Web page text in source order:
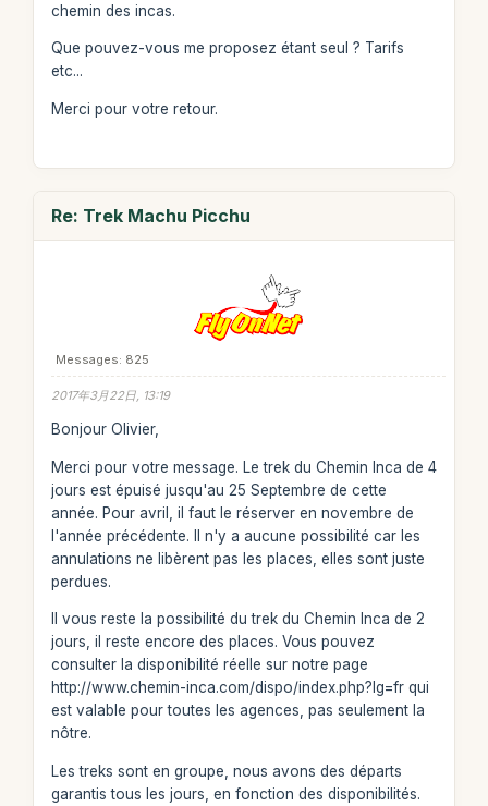
chemin des incas.
Que pouvez-vous me proposez étant seul ? Tarifs
etc...
Merci pour votre retour.
Re: Trek Machu Picchu
Messages: 825
2017年3月22日, 13:19
Bonjour Olivier,
Merci pour votre message. Le trek du Chemin Inca de 4
jours est épuisé jusqu'au 25 Septembre de cette
année. Pour avril, il faut le réserver en novembre de
l'année précédente. Il n'y a aucune possibilité car les
annulations ne libèrent pas les places, elles sont juste
perdues.
Il vous reste la possibilité du trek du Chemin Inca de 2
jours, il reste encore des places. Vous pouvez
consulter la disponibilité réelle sur notre page
http://www.chemin-inca.com/dispo/index.php?lg=fr qui
est valable pour toutes les agences, pas seulement la
nôtre.
Les treks sont en groupe, nous avons des départs
garantis tous les jours, en fonction des disponibilités.